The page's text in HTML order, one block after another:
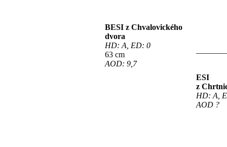
BESI z Chvalovického
dvora
HD: A, ED: 0
63 cm
AOD: 9,7
ESI
z
HD: A,
AOD ?